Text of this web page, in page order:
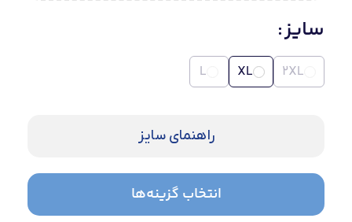
سایز
2XL
XL
L
راهنمای سایز
انتخاب گزینه‌ها